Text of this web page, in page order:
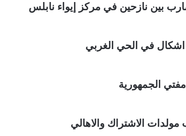
بين نازحين في مركز إيواء نابلس
في الحي الغربي
الجمهورية
الاشتراك والاهالي